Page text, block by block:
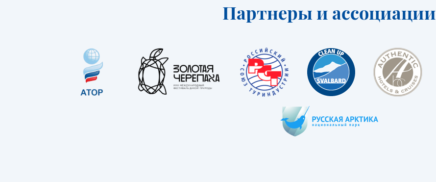
Партнеры и ассоциации